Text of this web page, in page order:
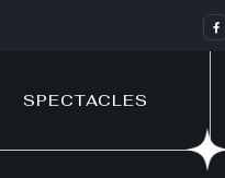
SPECTACLES